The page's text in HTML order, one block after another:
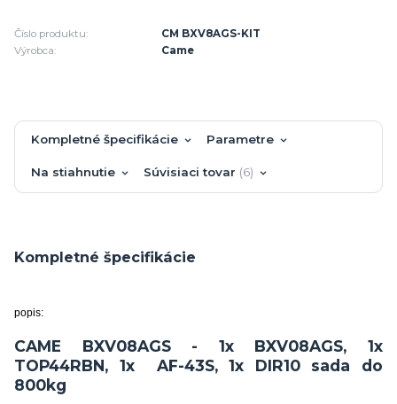
Číslo produktu:
CM BXV8AGS-KIT
Výrobca:
Came
Kompletné špecifikácie Parametre
Na stiahnutie Súvisiaci tovar 6
Kompletné špecifikácie
popis:
CAME BXV08AGS - 1x BXV08AGS, 1x
TOP44RBN, 1x AF-43S, 1x DIR10 sada do
800kg